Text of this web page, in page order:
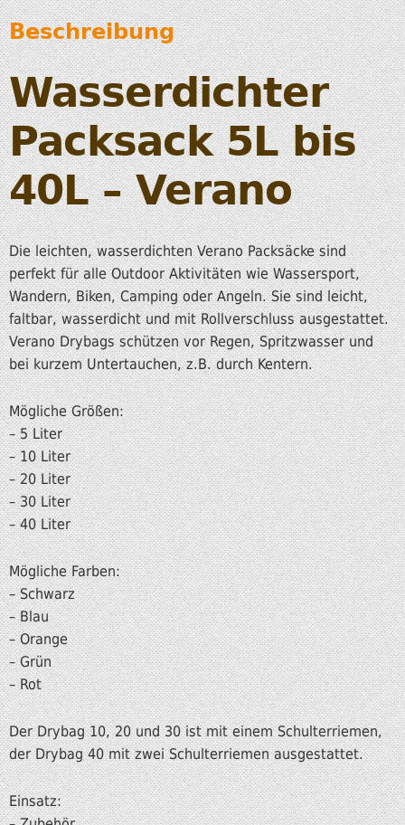
Beschreibung
Wasserdichter
Packsack 5L bis
40L – Verano
Die leichten, wasserdichten Verano Packsäcke sind
perfekt für alle Outdoor Aktivitäten wie Wassersport,
Wandern, Biken, Camping oder Angeln. Sie sind leicht,
faltbar, wasserdicht und mit Rollverschluss ausgestattet.
Verano Drybags schützen vor Regen, Spritzwasser und
bei kurzem Untertauchen, z.B. durch Kentern.
Mögliche Größen:
– 5 Liter
– 10 Liter
– 20 Liter
– 30 Liter
– 40 Liter
Mögliche Farben:
– Schwarz
– Blau
– Orange
– Grün
– Rot
Der Drybag 10, 20 und 30 ist mit einem Schulterriemen,
der Drybag 40 mit zwei Schulterriemen ausgestattet.
Einsatz: